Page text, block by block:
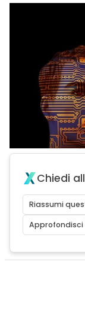
Chiedi
Riassumi